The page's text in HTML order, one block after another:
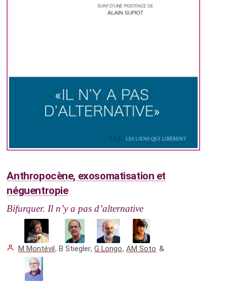
Anthropocène, exosomatisation et
néguentropie
Bifurquer. Il n’y a pas d’alternative
M Montévil,B Stiegler,G Longo,AM Soto &